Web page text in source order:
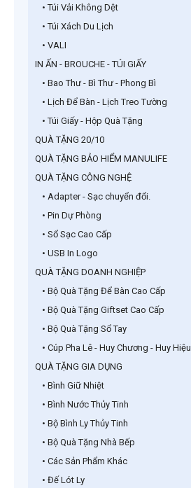
• Túi Vải Không Dệt
• Túi Xách Du Lịch
• VALI
IN ẤN - BROUCHE - TÚI GIẤY
• Bao Thư - Bì Thư - Phong Bì
• Lịch Để Bàn - Lịch Treo Tường
• Túi Giấy - Hộp Quà Tặng
QUÀ TẶNG 20/10
QUÀ TẶNG BẢO HIỂM MANULIFE
QUÀ TẶNG CÔNG NGHỆ
• Adapter - Sạc chuyển đổi.
• Pin Dự Phòng
• Sổ Sạc Cao Cấp
• USB In Logo
QUÀ TẶNG DOANH NGHIỆP
• Bộ Quà Tặng Để Bàn Cao Cấp
• Bộ Quà Tặng Giftset Cao Cấp
• Bộ Quà Tặng Sổ Tay
• Cúp Pha Lê - Huy Chương - Huy Hiệu
QUÀ TẶNG GIA DỤNG
• Bình Giữ Nhiệt
• Bình Nước Thủy Tinh
• Bộ Bình Ly Thủy Tinh
• Bộ Quà Tặng Nhà Bếp
• Các Sản Phẩm Khác
• Đế Lót Ly